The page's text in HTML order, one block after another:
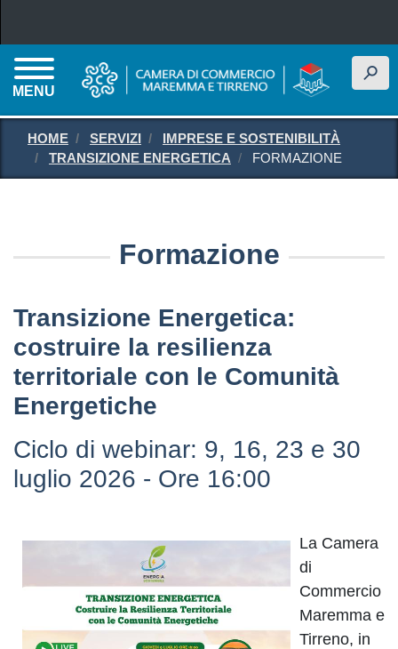
MENU
h
HOME SERVIZI
IMPRESE E SOSTENIBILITÀ
TRANSIZIONE ENERGETICA
FORMAZIONE
Formazione
Transizione Energetica:
costruire la resilienza
territoriale con le Comunità
Energetiche
Ciclo di webinar: 9, 16, 23 e 30
luglio 2026 - Ore 16:00
La Camera
di
Commercio
Maremma e
Tirreno, in